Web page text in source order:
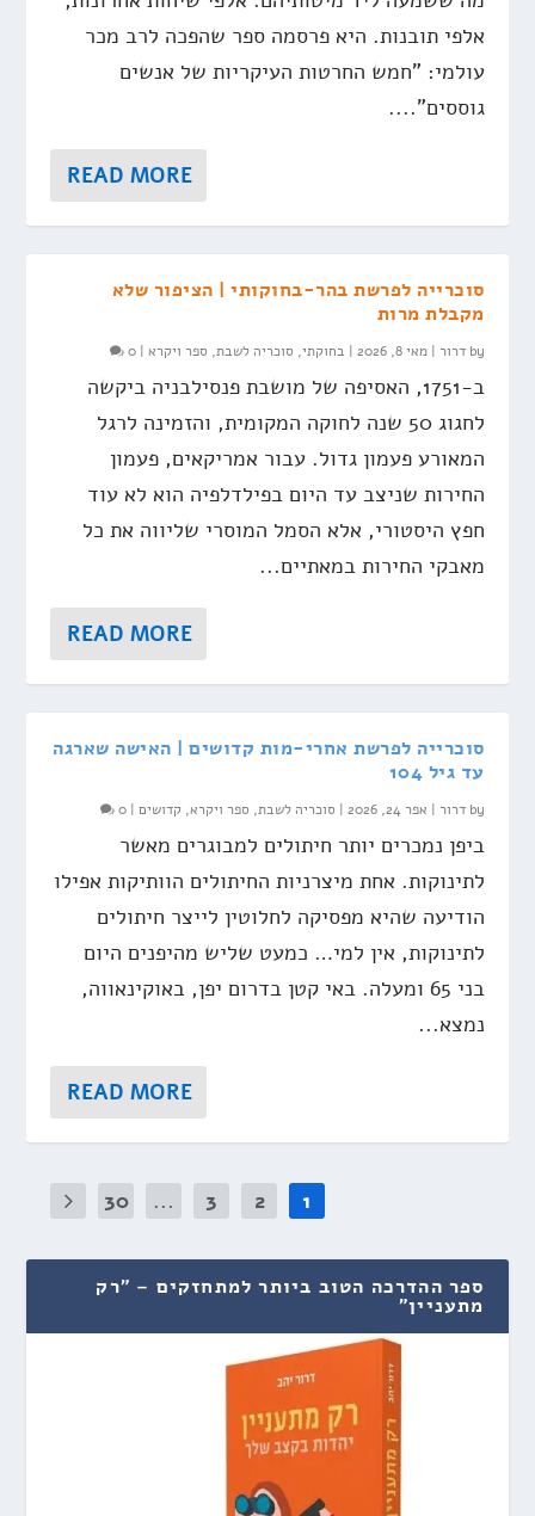
אלפי תובנות. היא פרסמה ספר שהפכה לרב מכר
עולמי: "חמש החרטות העיקריות של אנשים
גוססים"....
READ MORE
סוכרייה לפרשת בהר-בחוקותי | הציפור שלא
מקבלת מרות
by דרור |מאי 8, 2026 | בחוקתי, סוכריה לשבת, ספר ויקרא |
0
ב-1751, האסיפה של מושבת פנסילבניה ביקשה
לחגוג 50 שנה לחוקה המקומית, והזמינה לרגל
המאורע פעמון גדול. עבור אמריקאים, פעמון
החירות שניצב עד היום בפילדלפיה הוא לא עוד
חפץ היסטורי, אלא הסמל המוסרי שליווה את כל
מאבקי החירות במאתיים...
READ MORE
סוכרייה לפרשת אחרי-מות קדושים | האישה שארגה
עד גיל 104
by דרור | אפר 24, 2026 | סוכריה לשבת, ספר ויקרא, קדושים |
0
ביפן נמכרים יותר חיתולים למבוגרים מאשר
לתינוקות. אחת מיצרניות החיתולים הוותיקות אפילו
הודיעה שהיא מפסיקה לחלוטין לייצר חיתולים
לתינוקות, אין למי… כמעט שליש מהיפנים היום
בני 65 ומעלה. באי קטן בדרום יפן, באוקינאווה,
נמצא...
READ MORE
1
2
3
...
30
ספר ההדרכה הטוב ביותר למתחזקים – "רק
מתעניין"